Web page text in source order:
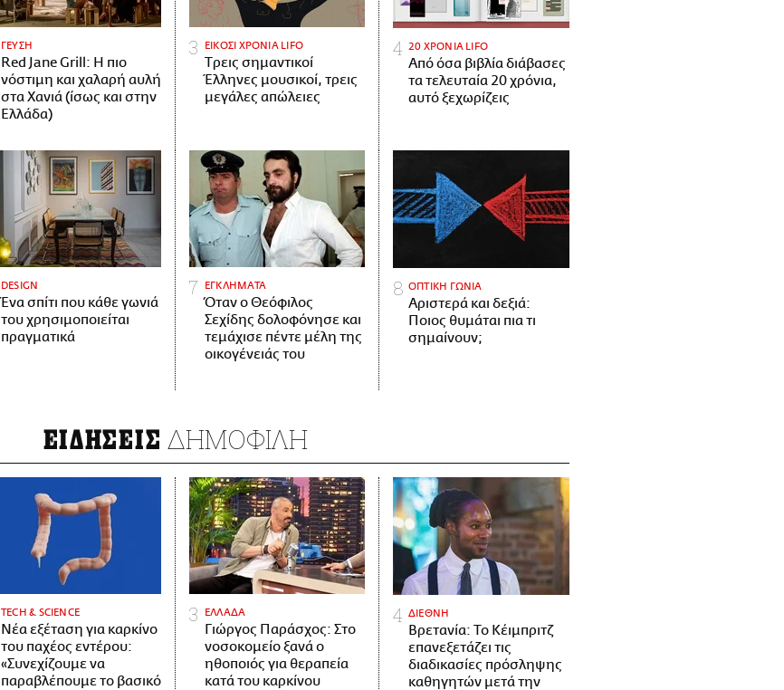
ΓΕΥΣΗ
Red Jane Grill: Η πιο
νόστιμη και χαλαρή αυλή
στα Χανιά (ίσως και στην
Ελλάδα)
ΕΙΚΟΣΙ ΧΡΟΝΙΑ LIFO
Tρεις σημαντικοί
Έλληνες μουσικοί, τρεις
μεγάλες απώλειες
20 ΧΡΟΝΙΑ LIFO
Από όσα βιβλία διάβασες
τα τελευταία 20 χρόνια,
αυτό ξεχωρίζεις
DESIGN
Ένα σπίτι που κάθε γωνιά
του χρησιμοποιείται
πραγματικά
ΕΓΚΛΗΜΑΤΑ
Όταν ο Θεόφιλος
Σεχίδης δολοφόνησε και
τεμάχισε πέντε μέλη της
οικογένειάς του
ΟΠΤΙΚΗ ΓΩΝΙΑ
Αριστερά και δεξιά:
Ποιος θυμάται πια τι
σημαίνουν;
ΕΙΔΗΣΕΙΣ ΔΗΜΟΦΙΛΗ
ΤECH & SCIENCE
Νέα εξέταση για καρκίνο
του παχέος εντέρου:
«Συνεχίζουμε να
παραβλέπουμε το βασικό
ΕΛΛΑΔΑ
Γιώργος Παράσχος: Στο
νοσοκομείο ξανά ο
ηθοποιός για θεραπεία
κατά του καρκίνου
ΔΙΕΘΝΗ
Βρετανία: Το Κέιμπριτζ
επανεξετάζει τις
διαδικασίες πρόσληψης
καθηγητών μετά την